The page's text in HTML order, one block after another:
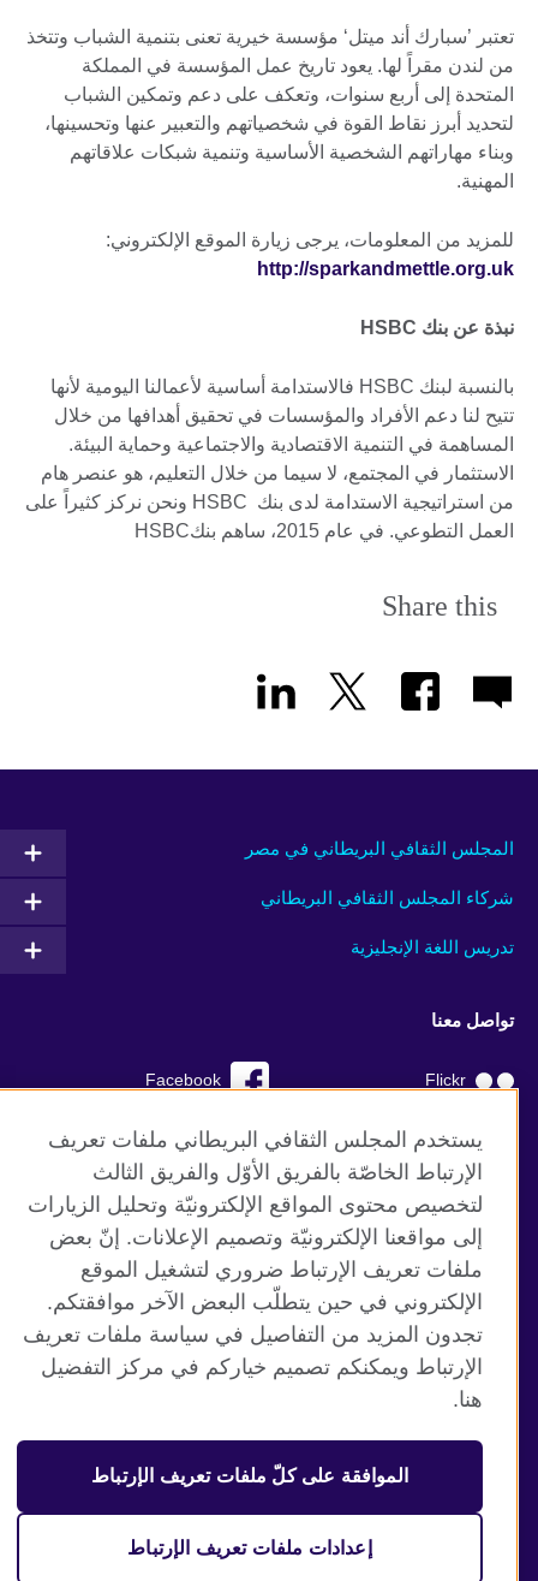
تعتبر ’سبارك أند ميتل‘ مؤسسة خيرية تعنى بتنمية الشباب وتتخذ
من لندن مقراً لها. يعود تاريخ عمل المؤسسة في المملكة
المتحدة إلى أربع سنوات، وتعكف على دعم وتمكين الشباب
لتحديد أبرز نقاط القوة في شخصياتهم والتعبير عنها وتحسينها،
وبناء مهاراتهم الشخصية الأساسية وتنمية شبكات علاقاتهم
المهنية.
للمزيد من المعلومات، يرجى زيارة الموقع الإلكتروني:
http://sparkandmettle.org.uk
نبذة عن بنك HSBC
بالنسبة لبنك HSBC فالاستدامة أساسية لأعمالنا اليومية لأنها
تتيح لنا دعم الأفراد والمؤسسات في تحقيق أهدافها من خلال
المساهمة في التنمية الاقتصادية والاجتماعية وحماية البيئة.
الاستثمار في المجتمع، لا سيما من خلال التعليم، هو عنصر هام
من استراتيجية الاستدامة لدى بنك HSBC ونحن نركز كثيراً على
العمل التطوعي. في عام 2015، ساهم بنكHSBC
Share this
المجلس الثقافي البريطاني في مصر
شركاء المجلس الثقافي البريطاني
تدريس اللغة الإنجليزية
تواصل معنا
Facebook Flickr
YouTube RSS
TikTok
موقع المجلس الثقافي البريطاني العالمي
الخصوصية وشروط الاستخدام
ملفات تعريف الإرتباط
خارطة الموقع
منظمة المملكة المتحدة الدولية للعلاقات الثقافية والفرص
يستخدم المجلس الثقافي البريطاني ملفات تعريف
الإرتباط الخاصّة بالفريق الأوّل والفريق الثالث
لتخصيص محتوى المواقع الإلكترونيّة وتحليل الزيارات
إلى مواقعنا الإلكترونيّة وتصميم الإعلانات. إنّ بعض
ملفات تعريف الإرتباط ضروري لتشغيل الموقع
الإلكتروني في حين يتطلّب البعض الآخر موافقتكم.
تجدون المزيد من التفاصيل في سياسة ملفات تعريف
الإرتباط ويمكنكم تصميم خياركم في مركز التفضيل
هنا.
الموافقة على كلّ ملفات تعريف الإرتباط
إعدادات ملفات تعريف الإرتباط